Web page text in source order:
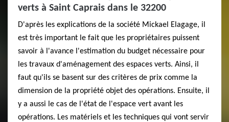
verts à Saint Caprais dans le 32200
D'après les explications de la société Mickael Elagage, il
est très important le fait que les propriétaires puissent
savoir à l'avance l'estimation du budget nécessaire pour
les travaux d'aménagement des espaces verts. Ainsi, il
faut qu'ils se basent sur des critères de prix comme la
dimension de la propriété objet des opérations. Ensuite, il
y a aussi le cas de l'état de l'espace vert avant les
opérations. Les matériels et les techniques qui vont servir